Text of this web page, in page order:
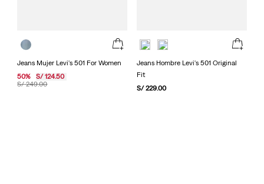
Jeans Mujer Levi's 501 For Women
S/ 249.00
50% S/ 124.50
Jeans Hombre Levi's 501 Original
Fit
S/ 229.00